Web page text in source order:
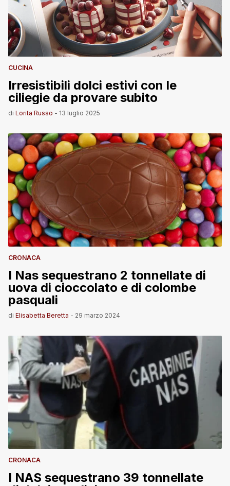
CUCINA
Irresistibili dolci estivi con le
ciliegie da provare subito
di Lorita Russo - 13 luglio 2025
CRONACA
I Nas sequestrano 2 tonnellate di
uova di cioccolato e di colombe
pasquali
di Elisabetta Beretta - 29 marzo 2024
CRONACA
I NAS sequestrano 39 tonnellate